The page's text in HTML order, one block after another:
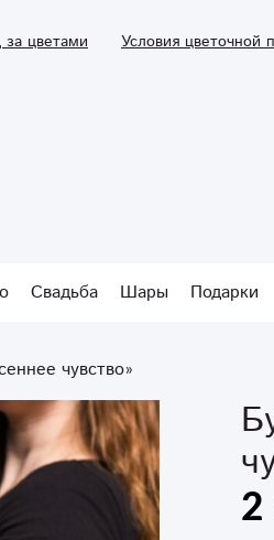
за цветами Условия цветочной
Свадьба Шары Подарки
чувство»